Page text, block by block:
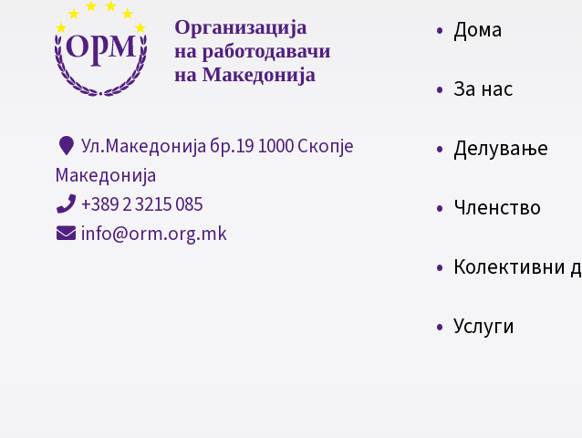
Ул.Македонија бр.19 1000 Скопје
Македонија
+389 2 3215 085
info@orm.org.mk
Дома
За нас
Делување
Членство
Колективни
Услуги